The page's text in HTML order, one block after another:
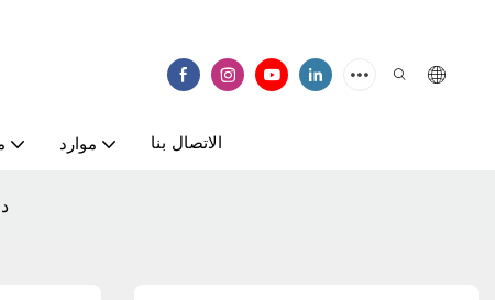
موارد الاتصال بنا